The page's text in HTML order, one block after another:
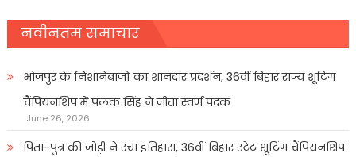
नवीनतम समाचार
भोजपुर के निशानेबाजों का शानदार प्रदर्शन, 36वीं बिहार राज्य शूटिंग
चैंपियनशिप में पलक सिंह ने जीता स्वर्ण पदक
June 26, 2026
पिता-पुत्र की जोड़ी ने रचा इतिहास, 36वीं बिहार स्टेट शूटिंग चैंपियनशिप